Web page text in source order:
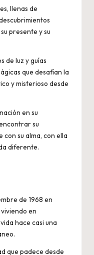
llenas de
presente y su
de luz y guías
que desafían la
y misterioso desde
en su
su
su alma, con ella
diferente.
de 1968 en
en
hace casi una
que padece desde